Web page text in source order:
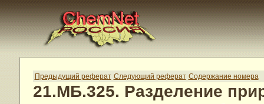
Предыдущий реферат Следующий реферат Содержание номера
21.МБ.325. Разделение